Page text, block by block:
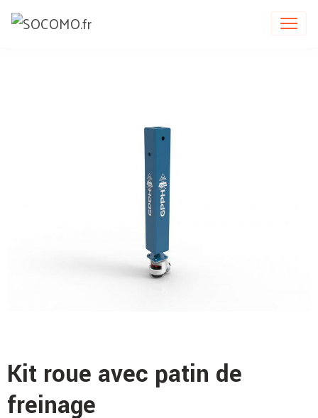
Kit roue avec patin de
freinage